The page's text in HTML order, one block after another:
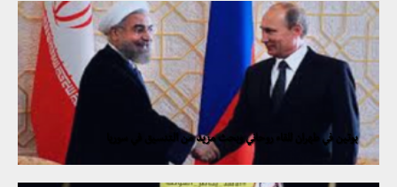
بوتين في طهران للقاء روحاني وبحث مزيد من التنسيق في سوريا